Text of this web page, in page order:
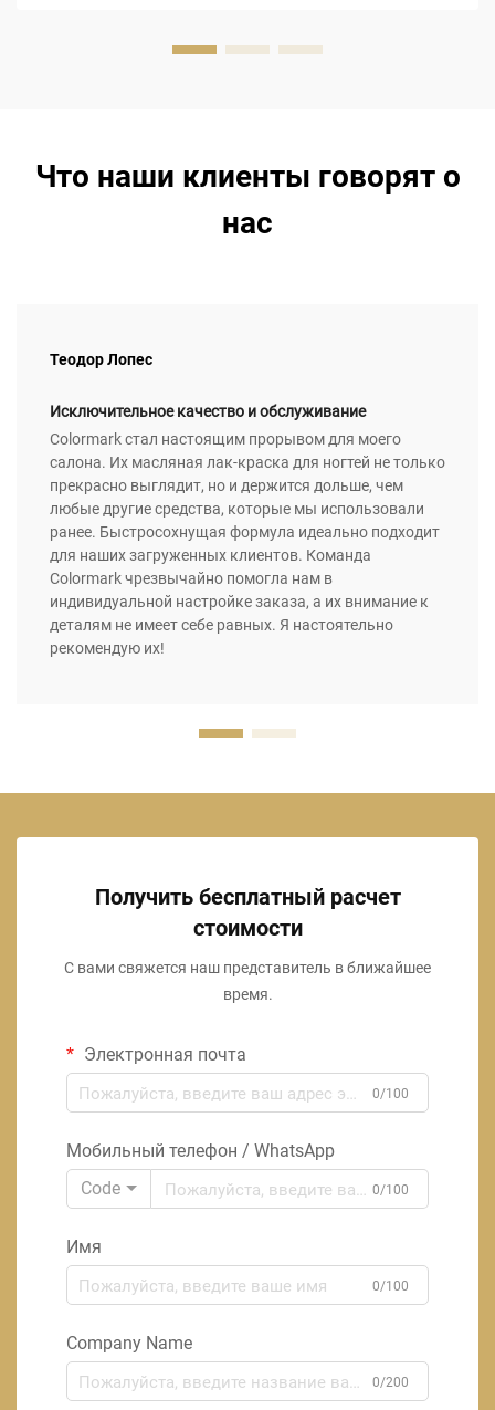
Что наши клиенты говорят о
нас
Теодор Лопес
Исключительное качество и обслуживание
Colormark стал настоящим прорывом для моего
салона. Их масляная лак-краска для ногтей не только
прекрасно выглядит, но и держится дольше, чем
любые другие средства, которые мы использовали
ранее. Быстросохнущая формула идеально подходит
для наших загруженных клиентов. Команда
Colormark чрезвычайно помогла нам в
индивидуальной настройке заказа, а их внимание к
деталям не имеет себе равных. Я настоятельно
рекомендую их!
Получить бесплатный расчет
стоимости
С вами свяжется наш представитель в ближайшее
время.
Электронная почта
0/100
Мобильный телефон / WhatsApp
Code
0/100
Имя
0/100
Company Name
0/200